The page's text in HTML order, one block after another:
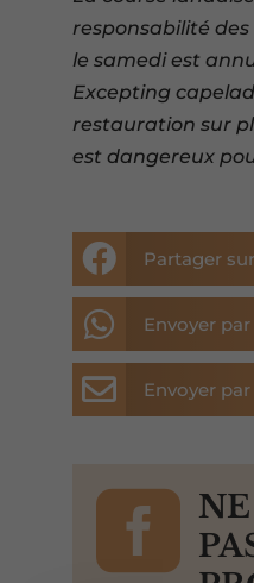
responsabilité
le samedi est
Excepting
restauration sur
est dangereux
 Partager
 Envoyer
 Envoyer
